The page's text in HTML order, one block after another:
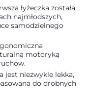
łyżeczka została
najmłodszych,
samodzielnego
motoryką
jest niezwykle lekka,
do drobnych